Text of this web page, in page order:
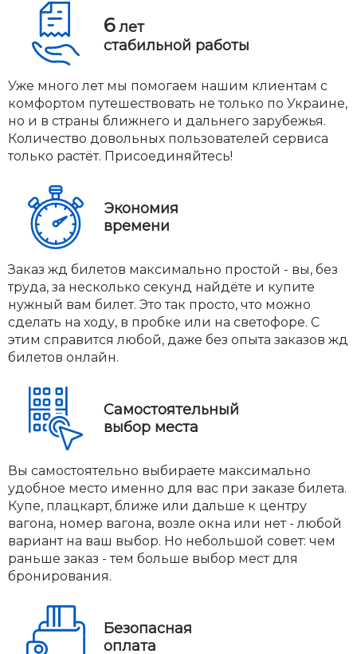
6лет
стабильной работы
Уже много лет мы помогаем нашим клиентам с
комфортом путешествовать не только по Украине,
но и в страны ближнего и дальнего зарубежья.
Количество довольных пользователей сервиса
только растёт. Присоединяйтесь!
Экономия
времени
Заказ жд билетов максимально простой - вы, без
труда, за несколько секунд найдёте и купите
нужный вам билет. Это так просто, что можно
сделать на ходу, в пробке или на светофоре. С
этим справится любой, даже без опыта заказов жд
билетов онлайн.
Самостоятельный
выбор места
Вы самостоятельно выбираете максимально
удобное место именно для вас при заказе билета.
Купе, плацкарт, ближе или дальше к центру
вагона, номер вагона, возле окна или нет - любой
вариант на ваш выбор. Но небольшой совет: чем
раньше заказ - тем больше выбор мест для
бронирования.
Безопасная
оплата